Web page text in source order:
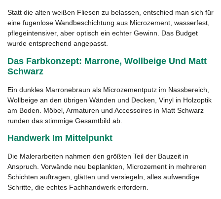
Statt die alten weißen Fliesen zu belassen, entschied man sich für
eine fugenlose Wandbeschichtung aus Microzement, wasserfest,
pflegeintensiver, aber optisch ein echter Gewinn. Das Budget
wurde entsprechend angepasst.
Das Farbkonzept: Marrone, Wollbeige Und Matt
Schwarz
Ein dunkles Marronebraun als Microzementputz im Nassbereich,
Wollbeige an den übrigen Wänden und Decken, Vinyl in Holzoptik
am Boden. Möbel, Armaturen und Accessoires in Matt Schwarz
runden das stimmige Gesamtbild ab.
Handwerk Im Mittelpunkt
Die Malerarbeiten nahmen den größten Teil der Bauzeit in
Anspruch. Vorwände neu beplankten, Microzement in mehreren
Schichten auftragen, glätten und versiegeln, alles aufwendige
Schritte, die echtes Fachhandwerk erfordern.